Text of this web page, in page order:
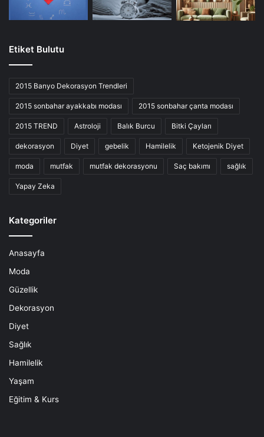
Etiket Bulutu
2015 Banyo Dekorasyon Trendleri
2015 sonbahar ayakkabı modası 2015 sonbahar çanta modası
2015 TREND Astroloji Balık Burcu Bitki Çayları
dekorasyon Diyet gebelik Hamilelik Ketojenik Diyet
moda mutfak mutfak dekorasyonu Saç bakımı sağlık
Yapay Zeka
Kategoriler
Anasayfa
Moda
Güzellik
Dekorasyon
Diyet
Sağlık
Hamilelik
Yaşam
Eğitim & Kurs